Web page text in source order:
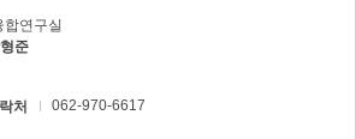
합연구실
준
처 062-970-6617